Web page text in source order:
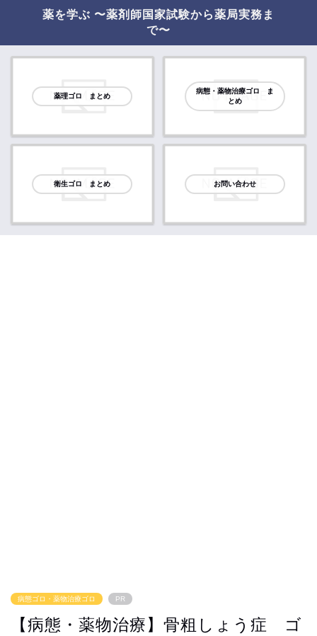
薬を学ぶ 〜薬剤師国家試験から薬局実務ま
で〜
薬理ゴロ まとめ
病態・薬物治療ゴロ ま
とめ
衛生ゴロ まとめ お問い合わせ
病態ゴロ・薬物治療ゴロ PR
【病態・薬物治療】骨粗しょう症 ゴ